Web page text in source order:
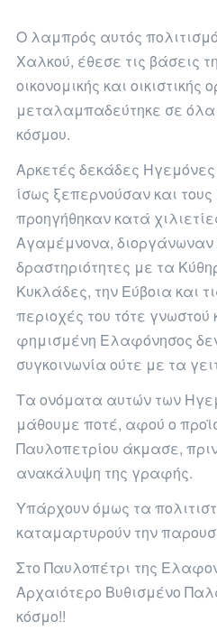
Ο λαμπρός αυτός
Χαλκού, έθεσε τις βάσεις
οικονομικής και οικιστικής
μεταλαμπαδεύτηκε σε όλα
κόσμου.
Αρκετές δεκάδες
ίσως ξεπερνούσαν και τους
προηγήθηκαν κατά
Αγαμέμνονα, διοργάνωναν
δραστηριότητες με τα
Κυκλάδες, την Εύβοια και
περιοχές του τότε
φημισμένη Ελαφόνησος
συγκοινωνία ούτε με τα
Τα ονόματα αυτών των
μάθουμε ποτέ, αφού ο
Παυλοπετρίου άκμασε,
ανακάλυψη της γραφής.
Υπάρχουν όμως τα
καταμαρτυρούν την
Στο Παυλοπέτρι της
Αρχαιότερο Βυθισμένο
κόσμο!!